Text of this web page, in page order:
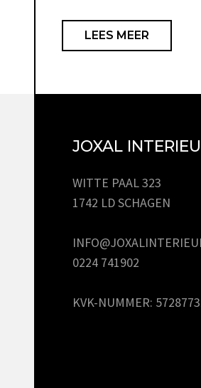
LEES MEER
JOXAL
WITTE PAAL 323
1742 LD SCHAGEN
0224 741902
KVK-NUMMER: